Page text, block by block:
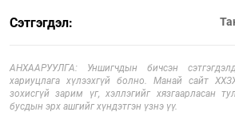
Сэтгэгдэл:
АНХААРУУЛГА: Уншигчдын бичсэн
хариуцлага хүлээхгүй болно. Манай сайт
зохисгүй зарим үг, хэллэгийг хязгаарласан
бусдын эрх ашгийг хүндэтгэн үзнэ үү.